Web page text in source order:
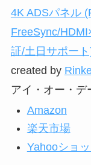
4K ADSパネル
FreeSync/
証/土日サポー
created by
アイ・オー・デ
Amazon
楽天市場
Yahooショ